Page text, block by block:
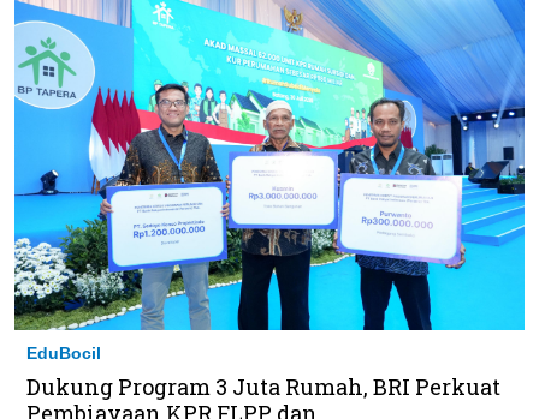
EduBocil
Dukung Program 3 Juta Rumah, BRI Perkuat